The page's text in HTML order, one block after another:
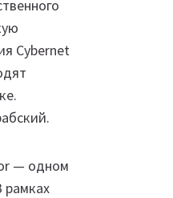
Cybernet
— одном
рамках